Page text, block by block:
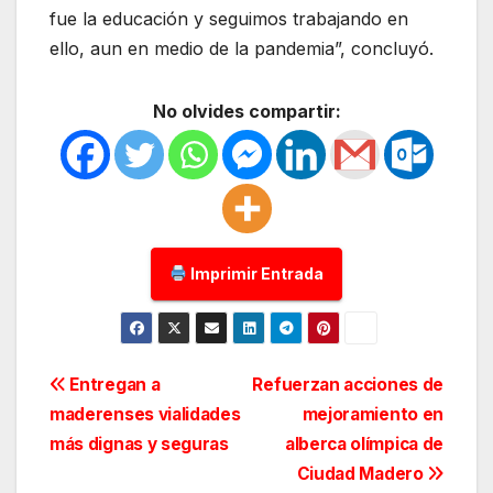
fue la educación y seguimos trabajando en
ello, aun en medio de la pandemia”, concluyó.
No olvides compartir:
Imprimir Entrada
Navegación
de
Refuerzan acciones de
mejoramiento en
alberca olímpica de
Ciudad Madero
Entregan a
maderenses vialidades
más dignas y seguras